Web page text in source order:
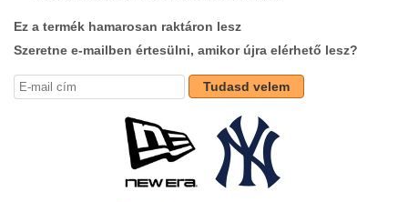
Ez a termék hamarosan raktáron lesz
Szeretne e-mailben értesülni, amikor újra elérhető lesz?
Tudasd velem